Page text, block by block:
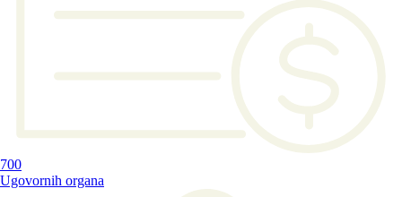
700
Ugovornih organa